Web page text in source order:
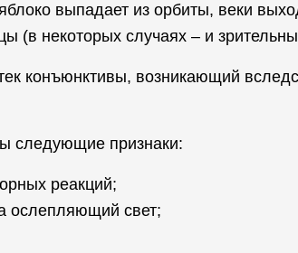
выпадает из орбиты, веки
(в некоторых случаях – и
конъюнктивы, возникающий
следующие признаки:
реакций;
ослепляющий свет;